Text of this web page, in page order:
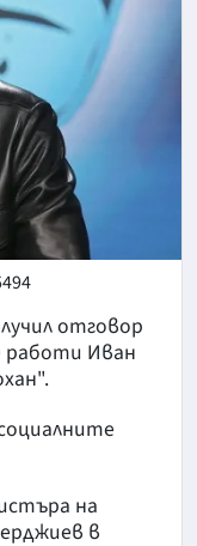
отговор
Иван
на
в